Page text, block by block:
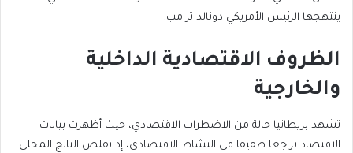
ينتهجها الرئيس الأمريكي دونالد ترامب.
الظروف الاقتصادية الداخلية
والخارجية
تشهد بريطانيا حالة من الاضطراب الاقتصادي، حيث أظهرت بيانات
الاقتصاد تراجعا طفيفا في النشاط الاقتصادي، إذ تقلص الناتج المحلي